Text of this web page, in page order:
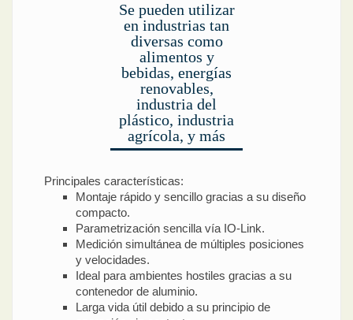
Se pueden utilizar
en industrias tan
diversas como
alimentos y
bebidas, energías
renovables,
industria del
plástico, industria
agrícola, y más
Principales características:
Montaje rápido y sencillo gracias a su diseño
compacto.
Parametrización sencilla vía IO-Link.
Medición simultánea de múltiples posiciones
y velocidades.
Ideal para ambientes hostiles gracias a su
contenedor de aluminio.
Larga vida útil debido a su principio de